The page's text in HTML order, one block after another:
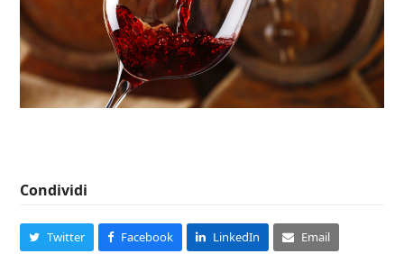
Condividi
Twitter Facebook LinkedIn Email